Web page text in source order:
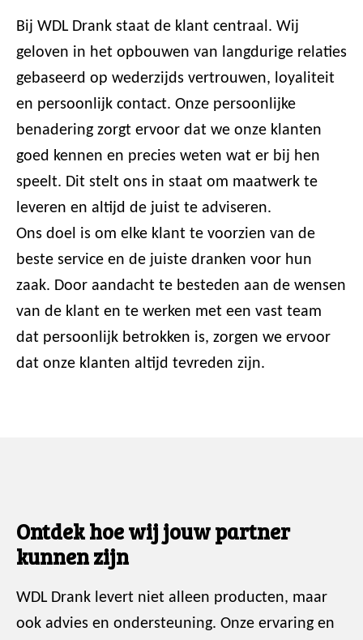
Bij WDL Drank staat de klant centraal. Wij
geloven in het opbouwen van langdurige relaties
gebaseerd op wederzijds vertrouwen, loyaliteit
en persoonlijk contact. Onze persoonlijke
benadering zorgt ervoor dat we onze klanten
goed kennen en precies weten wat er bij hen
speelt. Dit stelt ons in staat om maatwerk te
leveren en altijd de juist te adviseren.
Ons doel is om elke klant te voorzien van de
beste service en de juiste dranken voor hun
zaak. Door aandacht te besteden aan de wensen
van de klant en te werken met een vast team
dat persoonlijk betrokken is, zorgen we ervoor
dat onze klanten altijd tevreden zijn.
Ontdek hoe wij jouw partner
kunnen zijn
WDL Drank levert niet alleen producten, maar
ook advies en ondersteuning. Onze ervaring en